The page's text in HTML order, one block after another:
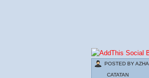
POSTED BY
CATATAN